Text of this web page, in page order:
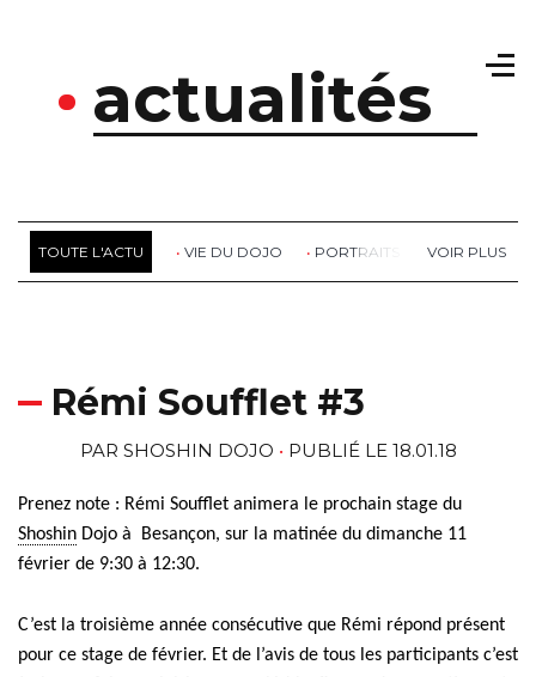
actualités
TOUTE L'ACTU VIE DU DOJO PORTRAITS RETOUR DE
Rémi Soufflet #3
PAR SHOSHIN DOJO PUBLIÉ LE 18.01.18
Prenez note : Rémi Soufflet animera le prochain stage du
Shoshin Dojo à Besançon, sur la matinée du dimanche 11
février de 9:30 à 12:30.
C’est la troisième année consécutive que Rémi répond présent
pour ce stage de février. Et de l’avis de tous les participants c’est